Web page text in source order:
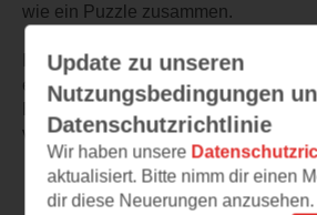
wie ein Puzzle zusammen.
Ich finde es ist Rygiert sehr gut
echten Geschehnisse um Rosalie,
Baum und Franz Ullstein in einen
verpacken.
Update zu unseren
Nutzungsbedingungen
Datenschutzrichtlinie
Wir haben unsere
aktualisiert. Bitte nimm dir einen
dir diese Neuerungen anzusehen.